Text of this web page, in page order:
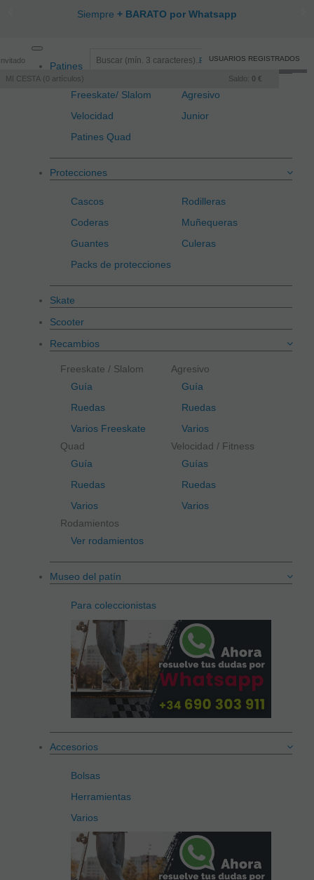
Siempre + BARATO por Whatsapp
Registro/Iniciar sesión
MI CESTA 0 artículos Saldo: 0 €
USUARIOS REGISTRADOS
navigation
Patines
Freeskate/ Slalom
Agresivo
Velocidad
Junior
Patines Quad
Protecciones
Cascos
Rodilleras
Coderas
Muñequeras
Guantes
Culeras
Packs de protecciones
Skate
Scooter
Recambios
Freeskate / Slalom
Guía
Ruedas
Varios Freeskate
Agresivo
Guía
Ruedas
Varios
Quad
Guía
Ruedas
Varios
Velocidad / Fitness
Guías
Ruedas
Varios
Rodamientos
Ver rodamientos
Museo del patín
Para coleccionistas
Accesorios
Bolsas
Herramientas
Varios